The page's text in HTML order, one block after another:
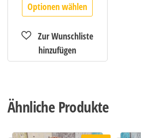
Optionen wählen
Ähnliche Produkte